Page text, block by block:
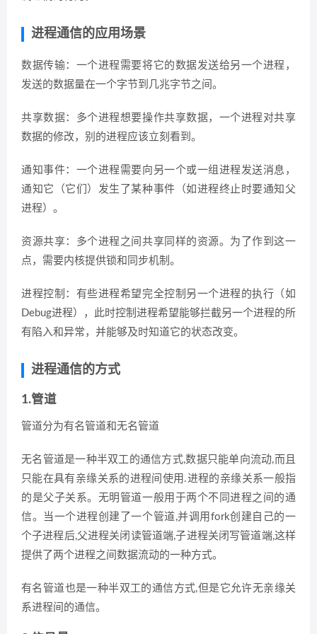
进程通信的应用场景
数据传输：一个进程需要将它的数据发送给另一个进程，
发送的数据量在一个字节到几兆字节之间。
共享数据：多个进程想要操作共享数据，一个进程对共享
数据的修改，别的进程应该立刻看到。
通知事件：一个进程需要向另一个或一组进程发送消息，
通知它（它们）发生了某种事件（如进程终止时要通知父
进程）。
资源共享：多个进程之间共享同样的资源。为了作到这一
点，需要内核提供锁和同步机制。
进程控制：有些进程希望完全控制另一个进程的执行（如
Debug进程），此时控制进程希望能够拦截另一个进程的所
有陷入和异常，并能够及时知道它的状态改变。
进程通信的方式
1.管道
管道分为有名管道和无名管道
无名管道是一种半双工的通信方式,数据只能单向流动,而且
只能在具有亲缘关系的进程间使用.进程的亲缘关系一般指
的是父子关系。无明管道一般用于两个不同进程之间的通
信。当一个进程创建了一个管道,并调用fork创建自己的一
个子进程后,父进程关闭读管道端,子进程关闭写管道端,这样
提供了两个进程之间数据流动的一种方式。
有名管道也是一种半双工的通信方式,但是它允许无亲缘关
系进程间的通信。